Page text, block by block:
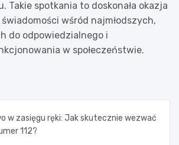
Takie spotkania to doskonała okazja
wśród najmłodszych,
do odpowiedzialnego i
w społeczeństwie.
w zasięgu ręki: Jak skutecznie wezwać
112?